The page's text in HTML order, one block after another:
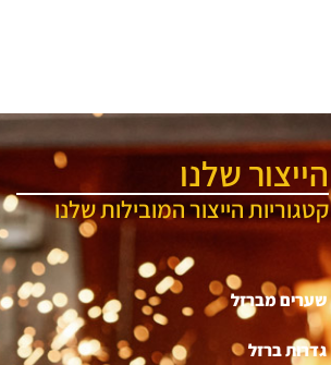
הייצור שלנו
קטגוריות הייצור המובילות שלנו
שערים מברזל
גדרות ברזל